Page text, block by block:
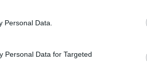
Personal Data.
Personal Data for Targeted
is kimutatta a gyilkos
szakemberei a
köszönhetően nem